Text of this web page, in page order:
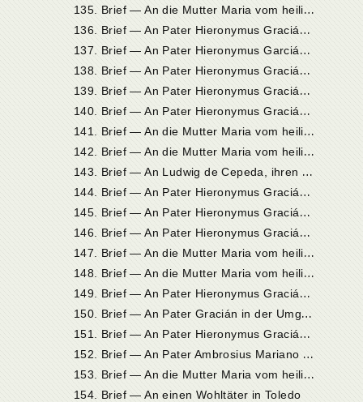
1
35. Brief — An die Mutter Maria vom heiligen Joseph,
1
36. Brief — An Pater Hieronymus Gracián in Sevilla
1
37. Brief — An Pater Hieronymus Garcián in Sevilla
1
38. Brief — An Pater Hieronymus Gracián in Sevilla
1
39. Brief — An Pater Hieronymus Gracián in Sevilla
1
40. Brief — An Pater Hieronymus Gracián in Sevilla
1
41. Brief — An die Mutter Maria vom heiligen Joseph, Priorin in Sevilla
1
42. Brief — An die Mutter Maria vom heiligen Joseph, Priorin in Sevilla
1
43. Brief — An Ludwig de Cepeda, ihren Großneffen, in Torrijos
1
44. Brief — An Pater Hieronymus Gracián in Sevilla
1
45. Brief — An Pater Hieronymus Gracián in Sevilla
1
46. Brief — An Pater Hieronymus Gracián in Sevilla
1
47. Brief — An die Mutter Maria vom heiligen Joseph, Priorin in Sevilla
1
48. Brief — An die Mutter Maria vom heiligen Joseph, Priorin in Sevilla
1
49. Brief — An Pater Hieronymus Gracián in Sevilla
1
50. Brief — An Pater Gracián in der Umgebung von Sevilla
1
51. Brief — An Pater Hieronymus Gracián in Andalusien
1
52. Brief — An Pater Ambrosius Mariano vom heiligen Benedikt in Madrid
1
53. Brief — An die Mutter Maria vom heiligen Joseph,
154. Brief — An einen Wohltäter in Toledo